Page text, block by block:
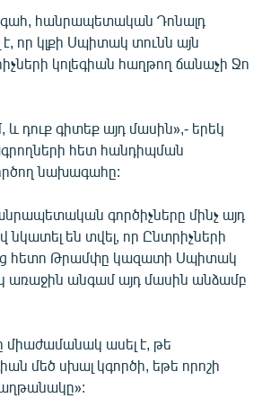
կայքերը
հանրապետական Դոնալդ
որ կլքի Սպիտակ տունն այն
կոլեգիան հաղթող ճանաչի Ջո
դուք գիտեք այդ մասին»,- երեկ
հետ հանդիպման
նախագահը:
գործիչները մինչ այդ
են տվել, որ Ընտրիչների
հետո Թրամփը կազատի Սպիտակ
առաջին անգամ այդ մասին անձամբ
ասել է, թե
մեծ սխալ կգործի, եթե որոշի